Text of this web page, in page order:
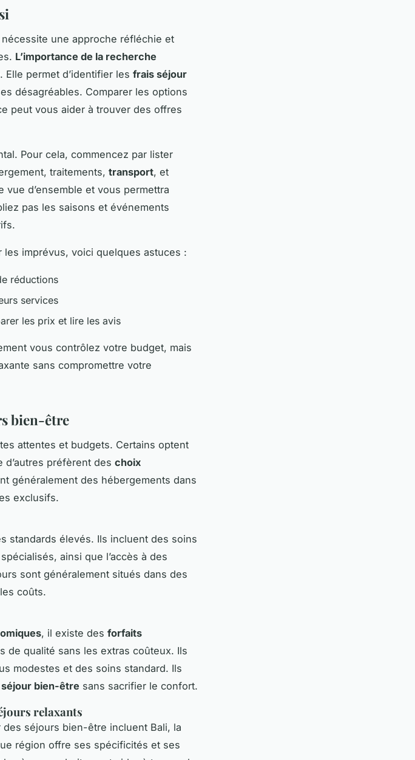
nécessite une approche réfléchie et
L’importance de la recherche
permet d’identifier les frais séjour
désagréables. Comparer les options
peut vous aider à trouver des offres
Pour cela, commencez par lister
traitements, transport, et
d’ensemble et vous permettra
pas les saisons et événements
les imprévus, voici quelques astuces :
réductions
services
les prix et lire les avis
vous contrôlez votre budget, mais
sans compromettre votre
bien-être
attentes et budgets. Certains optent
d’autres préfèrent des choix
généralement des hébergements dans
exclusifs.
standards élevés. Ils incluent des soins
ainsi que l’accès à des
sont généralement situés dans des
coûts.
, il existe des forfaits
de qualité sans les extras coûteux. Ils
modestes et des soins standard. Ils
bien-être sans sacrifier le confort.
relaxants
des séjours bien-être incluent Bali, la
région offre ses spécificités et ses